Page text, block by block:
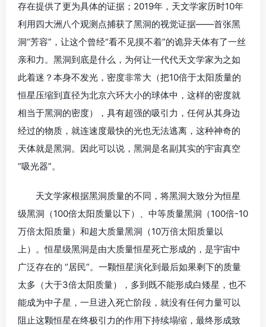
存在提供了更为具体的证据；2019年，天文学家历时10年
利用四大洲八个观测点捕获了黑洞的视觉证据——首张黑
洞“芳容”，让这个曾经“看不见摸不着”的诡异天体有了一丝
亲和力。黑洞到底是什么，为何让一代代天文学家为之如
此着迷？本身不发光，密度非常大（把10倍于太阳质量的
恒星压缩到直径为北京六环大小的球体中，这样的密度就
相当于黑洞的密度），具有超强的吸引力，任何从其身边
经过的物质，就连速度最快的光也无法逃离，这种神奇的
天体就是黑洞。因此可以说，黑洞是名副其实的宇宙真空
“吸光器”。
天文学家根据黑洞质量的不同，将黑洞大致分为恒星
级黑洞（100倍太阳质量以下）、中等质量黑洞（100倍-10
万倍太阳质量）和超大质量黑洞（10万倍太阳质量以
上）。恒星级黑洞是由大质量恒星死亡形成的，是宇宙中
广泛存在的 “居民”。一颗恒星演化到最后如果剩下的质量
太多（大于3倍太阳质量），多到既不能形成白矮星，也不
能成为中子星，一旦进入死亡阶段，就没有任何力量可以
阻止这颗恒星在终极引力的作用下持续塌缩，最终形成致